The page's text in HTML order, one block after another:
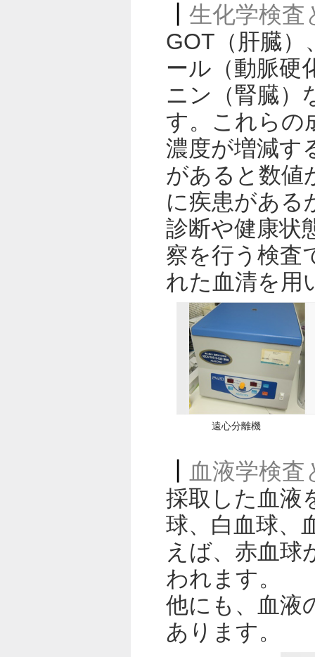
生化学検査
GOT（肝臓）
ール（動脈硬
ニン（腎臓）
す。これらの
濃度が増減す
があると数値
に疾患がある
診断や健康状
察を行う検査
れた血清を用
遠心分離機
血液学検査
採取した血液
球、白血球、
えば、赤血球
われます。
他にも、血液
あります。